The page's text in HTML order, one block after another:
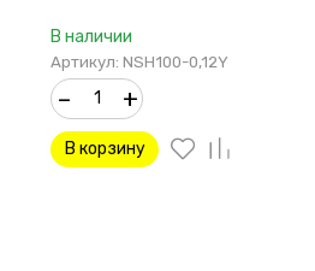
В наличии
Артикул: NSH100-0,12Y
– +
В корзину